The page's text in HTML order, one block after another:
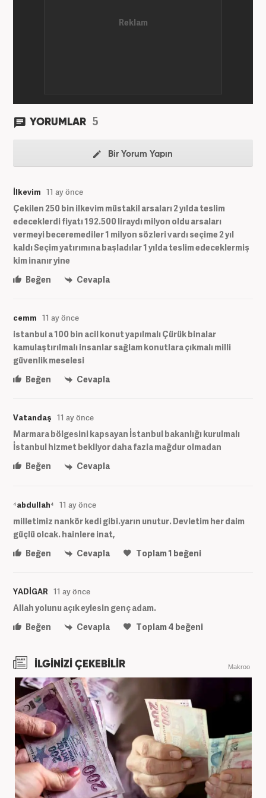
YORUMLAR 5
Bir Yorum Yapın
İlkevim 11 ay önce
Çekilen 250 bin ilkevim müstakil arsaları 2 yılda teslim
edeceklerdi fiyatı 192.500 liraydı milyon oldu arsaları
vermeyi beceremediler 1 milyon sözleri vardı seçime 2 yıl
kaldı Seçim yatırımına başladılar 1 yılda teslim edeceklermiş
kim inanır yine
Beğen
Cevapla
cemm 11 ay önce
istanbul a 100 bin acil konut yapılmalı Çürük binalar
kamulaştırılmalı insanlar sağlam konutlara çıkmalı milli
güvenlik meselesi
Beğen
Cevapla
Vatandaş 11 ay önce
Marmara bölgesini kapsayan İstanbul bakanlığı kurulmalı
İstanbul hizmet bekliyor daha fazla mağdur olmadan
Beğen
Cevapla
⁴abdullah⁴ 11 ay önce
milletimiz nankör kedi gibi.yarın unutur. Devletim her daim
güçlü olcak. hainlere inat,
Beğen
Cevapla Toplam1 beğeni
YADİGAR 11 ay önce
Allah yolunu açık eylesin genç adam.
Beğen
Cevapla Toplam4 beğeni
İLGİNİZİ ÇEKEBİLİR Makroo